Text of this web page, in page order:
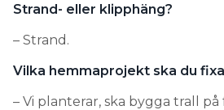
Strand- eller klipphäng?
– Strand.
Vilka hemmaprojekt ska du
– Vi planterar, ska bygga trall